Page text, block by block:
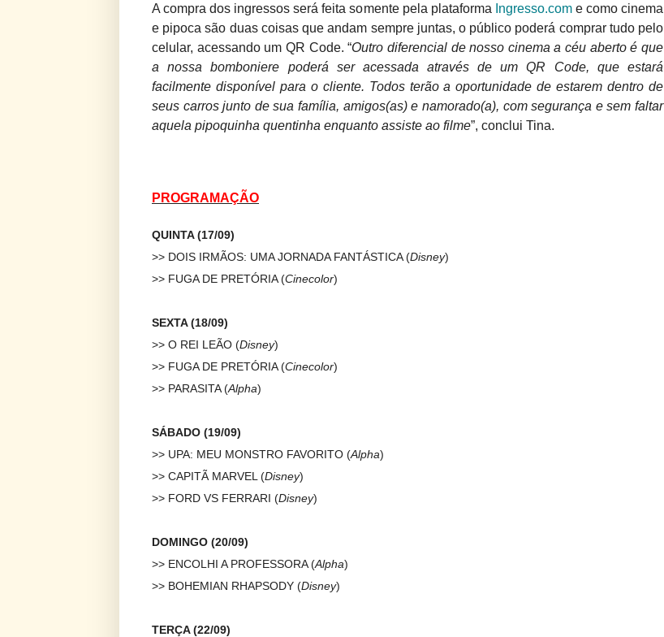
A compra dos ingressos será feita somente pela plataforma Ingresso.come como cinema
e pipoca são duas coisas que andam sempre juntas, o público poderá comprar tudo pelo
celular, acessando um QR Code. “Outro diferencial de nosso cinema a céu aberto é que
a nossa bomboniere poderá ser acessada através de um QR Code, que estará
facilmente disponível para o cliente. Todos terão a oportunidade de estarem dentro de
seus carros junto de sua família, amigos(as) e namorado(a), com segurança e sem faltar
aquela pipoquinha quentinha enquanto assiste ao filme”, conclui Tina.
PROGRAMAÇÃO
QUINTA (17/09)
>> DOIS IRMÃOS: UMA JORNADA FANTÁSTICA (Disney)
>> FUGA DE PRETÓRIA (Cinecolor)
SEXTA (18/09)
>> O REI LEÃO (Disney)
>> FUGA DE PRETÓRIA (Cinecolor)
>> PARASITA (Alpha)
SÁBADO (19/09)
>> UPA: MEU MONSTRO FAVORITO (Alpha)
>> CAPITÃ MARVEL (Disney)
>> FORD VS FERRARI (Disney)
DOMINGO (20/09)
>> ENCOLHI A PROFESSORA (Alpha)
>> BOHEMIAN RHAPSODY (Disney)
TERÇA (22/09)